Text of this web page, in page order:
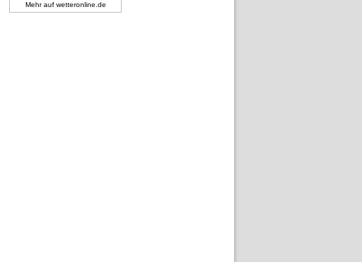
Mehr auf wetteronline.de